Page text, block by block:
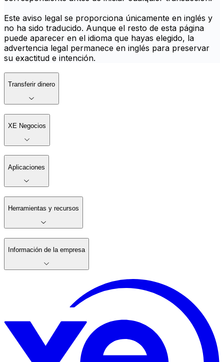
Este aviso legal se proporciona únicamente en inglés y
no ha sido traducido. Aunque el resto de esta página
puede aparecer en el idioma que hayas elegido, la
advertencia legal permanece en inglés para preservar
su exactitud e intención.
Transferir dinero
XE Negocios
Aplicaciones
Herramientas y recursos
Información de la empresa